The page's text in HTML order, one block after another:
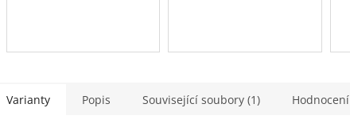
Varianty Popis Související soubory (1) Hodnocení